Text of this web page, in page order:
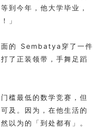
到今年，他大学毕业，
」
面的 Sembatya穿了一件
了正装领带，手舞足蹈
槛最低的数学竞赛，但
及。因为，在他生活的
以为的「到处都有」。